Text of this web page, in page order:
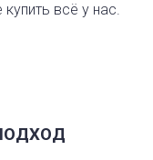
всё у нас.